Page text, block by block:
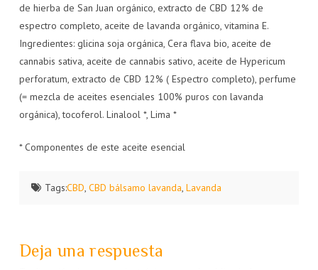
de hierba de San Juan orgánico, extracto de CBD 12% de
espectro completo, aceite de lavanda orgánico, vitamina E.
Ingredientes: glicina soja orgánica, Cera flava bio, aceite de
cannabis sativa, aceite de cannabis sativo, aceite de Hypericum
perforatum, extracto de CBD 12% ( Espectro completo), perfume
(= mezcla de aceites esenciales 100% puros con lavanda
orgánica), tocoferol. Linalool *, Lima *
* Componentes de este aceite esencial
Tags:CBD, CBD bálsamo lavanda, Lavanda
Deja una respuesta